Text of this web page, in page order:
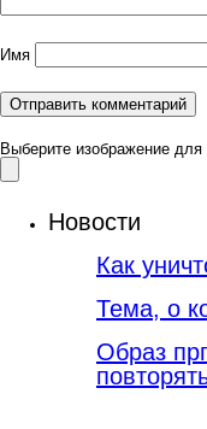
Имя
Выберите изображение
Новости
Как
Тема, о
Образ